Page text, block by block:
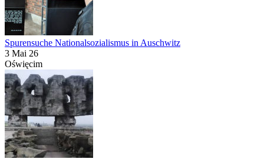
Spurensuche Nationalsozialismus in Auschwitz
3 Mai 26
Oświęcim